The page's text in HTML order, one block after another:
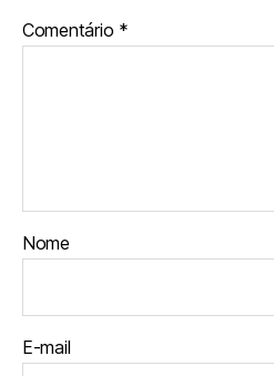
Comentário *
Nome
E-mail